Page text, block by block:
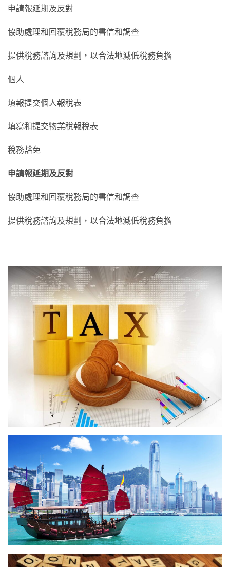
申請報延期及反對
協助處理和回覆稅務局的書信和調查
提供稅務諮詢及規劃，以合法地減低稅務負擔
個人
填報提交個人報稅表
填寫和提交物業稅報稅表
稅務豁免
申請報延期及反對
協助處理和回覆稅務局的書信和調查
提供稅務諮詢及規劃，以合法地減低稅務負擔